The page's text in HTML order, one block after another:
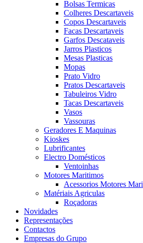
Bolsas Termicas
Colheres Descartaveis
Copos Descartaveis
Facas Descartaveis
Garfos Descataveis
Jarros Plasticos
Mesas Plasticas
Mopas
Prato Vidro
Pratos Descartaveis
Tabuleiros Vidro
Tacas Descartaveis
Vasos
Vassouras
Geradores E Maquinas
Kioskes
Lubrificantes
Electro Domésticos
Ventoinhas
Motores Maritimos
Acessorios Motores
Matériais Agriculas
Roçadoras
Novidades
Representações
Contactos
Empresas do Grupo